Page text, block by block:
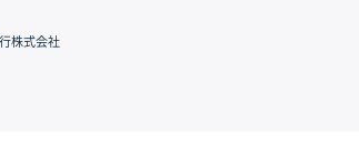
株式会社